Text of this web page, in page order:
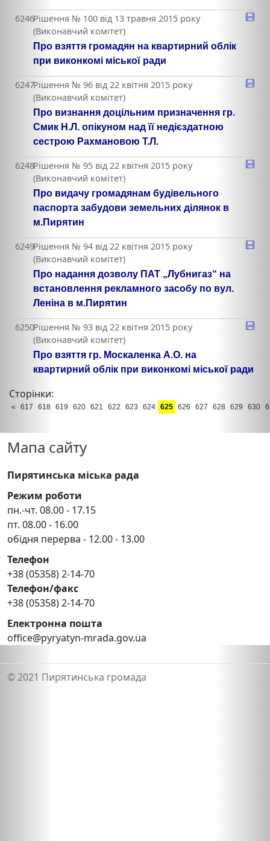
6246Рішення № 100 від 13 травня 2015 року
(Виконавчий комітет)
Про взяття громадян на квартирний облік
при виконкомі міської ради
6247Рішення № 96 від 22 квітня 2015 року
(Виконавчий комітет)
Про визнання доцільним призначення гр.
Смик Н.Л. опікуном над її недієздатною
сестрою Рахмановою Т.Л.
6248Рішення № 95 від 22 квітня 2015 року
(Виконавчий комітет)
Про видачу громадянам будівельного
паспорта забудови земельних ділянок в
м.Пирятин
6249Рішення № 94 від 22 квітня 2015 року
(Виконавчий комітет)
Про надання дозволу ПАТ „Лубнигаз“ на
встановлення рекламного засобу по вул.
Леніна в м.Пирятин
6250Рішення № 93 від 22 квітня 2015 року
(Виконавчий комітет)
Про взяття гр. Москаленка А.О. на
квартирний облік при виконкомі міської ради
Сторінки:
« 617 618 619 620 621 622 623 624 625 626 627 628 629 630
Мапа сайту
Пирятинська міська рада
Режим роботи
пн.-чт. 08.00 - 17.15
пт. 08.00 - 16.00
обідня перерва - 12.00 - 13.00
Телефон
+38 (05358) 2-14-70
Телефон/факс
+38 (05358) 2-14-70
Електронна пошта
office@pyryatyn-mrada.gov.ua
© 2021 Пирятинська громада